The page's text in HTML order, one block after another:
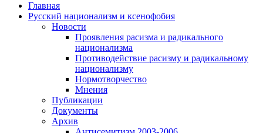
Главная
Русский национализм и ксенофобия
Новости
Проявления расизма и радикального
национализма
Противодействие расизму и радикальному
национализму
Нормотворчество
Мнения
Публикации
Документы
Архив